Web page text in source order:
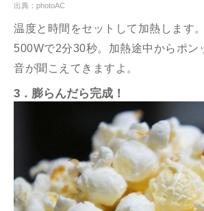
出典：photoAC
温度と時間をセットして加熱します
500Wで2分30秒。加熱途中からポン
音が聞こえてきますよ。
3．膨らんだら完成！